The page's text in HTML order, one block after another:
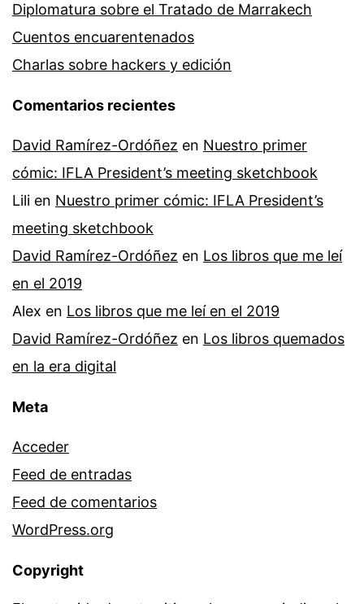
Diplomatura sobre el Tratado de Marrakech
Cuentos encuarentenados
Charlas sobre hackers y edición
Comentarios recientes
David Ramírez-Ordóñez en Nuestro primer
cómic: IFLA President’s meeting sketchbook
Lili en Nuestro primer cómic: IFLA President’s
meeting sketchbook
David Ramírez-Ordóñez en Los libros que me leí
en el 2019
Alex en Los libros que me leí en el 2019
David Ramírez-Ordóñez en Los libros quemados
en la era digital
Meta
Acceder
Feed de entradas
Feed de comentarios
WordPress.org
Copyright